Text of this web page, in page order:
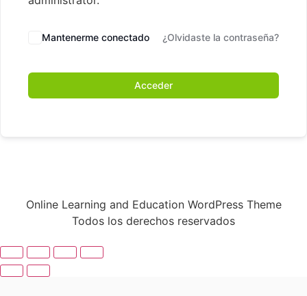
Mantenerme conectado ¿Olvidaste la contraseña?
Acceder
Online Learning and Education WordPress Theme
Todos los derechos reservados